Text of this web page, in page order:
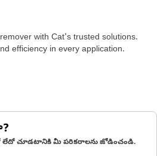
with Cat's trusted solutions.
efficiency in every application.
లేదో చూడటానికి మీ పరికరాలను జోడించండి.